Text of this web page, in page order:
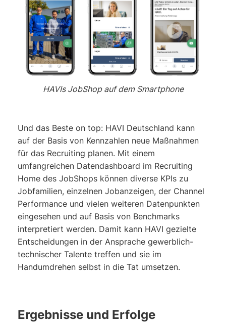
HAVIs JobShop auf dem Smartphone
Und das Beste on top: HAVI Deutschland kann
auf der Basis von Kennzahlen neue Maßnahmen
für das Recruiting planen. Mit einem
umfangreichen Datendashboard im Recruiting
Home des JobShops können diverse KPIs zu
Jobfamilien, einzelnen Jobanzeigen, der Channel
Performance und vielen weiteren Datenpunkten
eingesehen und auf Basis von Benchmarks
interpretiert werden. Damit kann HAVI gezielte
Entscheidungen in der Ansprache gewerblich-
technischer Talente treffen und sie im
Handumdrehen selbst in die Tat umsetzen.
Ergebnisse und Erfolge